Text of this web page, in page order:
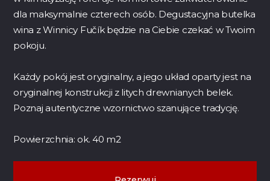
dla maksymalnie czterech osób. Degustacyjna butelka
wina z Winnicy Fučík będzie na Ciebie czekać w Twoim
pokoju.
Każdy pokój jest oryginalny, a jego układ oparty jest na
oryginalnej konstrukcji z litych drewnianych belek.
Poznaj autentyczne wzornictwo szanujące tradycję.
Powierzchnia: ok. 40 m2